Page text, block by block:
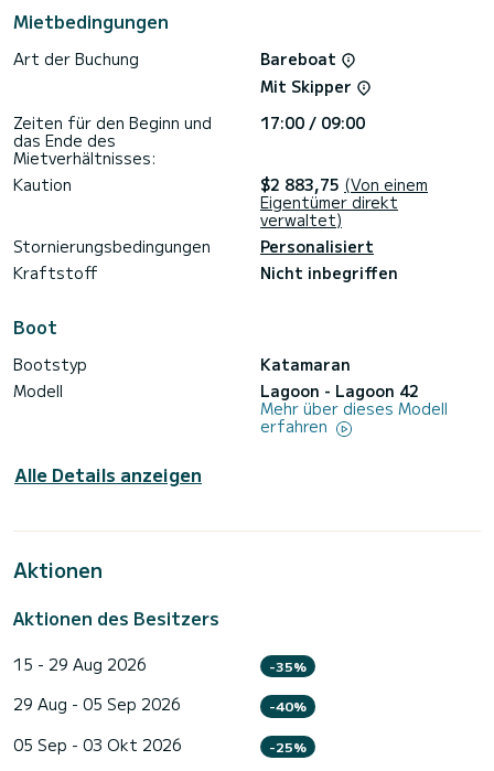
einem Rollgenua ausgestattet. Es ist unter anderem mit
folgender Ausrüstung ausgestattet: TV,
Außenlautsprecher, USB-Steckdose, WLAN und Internet,
Klimaanlage, Bluetooth-Verbindung.
Zögern Sie nicht, ein persönliches Angebot anzufordern.
Unser Team berät Sie gerne zu all Ihren Fragen rund um Ihren
Bootsurlaub.
Mietbedingungen
Art der Buchung
Bareboat
Mit Skipper
Zeiten für den Beginn und
das Ende des
Mietverhältnisses:
17:00 / 09:00
Kaution $2 883,75 (Von einem
Eigentümer direkt
verwaltet)
Stornierungsbedingungen
Personalisiert
Kraftstoff
Nicht inbegriffen
Boot
Bootstyp
Katamaran
Modell
Lagoon - Lagoon 42
Mehr über dieses Modell
erfahren
Alle Details anzeigen
Aktionen
Aktionen des Besitzers
15 - 29 Aug 2026 -35%
29 Aug - 05 Sep 2026 -40%
05 Sep - 03 Okt 2026 -25%